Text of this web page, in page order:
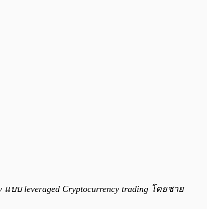
บ leveraged Cryptocurrency trading โดยชาย